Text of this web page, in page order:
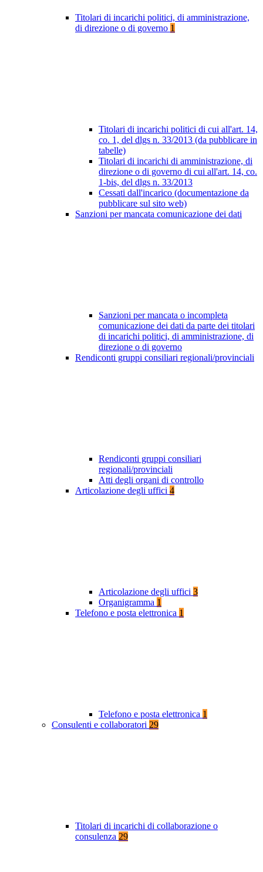
Titolari di incarichi politici, di amministrazione,
di direzione o di governo 1
Titolari di incarichi politici di cui all'art. 14,
co. 1, del dlgs n. 33/2013 (da pubblicare in
tabelle)
Titolari di incarichi di amministrazione, di
direzione o di governo di cui all'art. 14, co.
1-bis, del dlgs n. 33/2013
Cessati dall'incarico (documentazione da
pubblicare sul sito web)
Sanzioni per mancata comunicazione dei dati
Sanzioni per mancata o incompleta
comunicazione dei dati da parte dei titolari
di incarichi politici, di amministrazione, di
direzione o di governo
Rendiconti gruppi consiliari regionali/provinciali
Rendiconti gruppi consiliari
regionali/provinciali
Atti degli organi di controllo
Articolazione degli uffici 4
Articolazione degli uffici 3
Organigramma 1
Telefono e posta elettronica 1
Telefono e posta elettronica 1
Consulenti e collaboratori 29
Titolari di incarichi di collaborazione o
consulenza 29